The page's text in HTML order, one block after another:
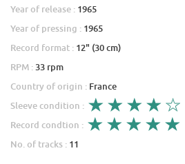
Year of release : 1965
Year of pressing : 1965
Record format : 12" (30 cm)
RPM : 33 rpm
Country of origin : France
Sleeve condition :
Record condtion :
No. of tracks : 11